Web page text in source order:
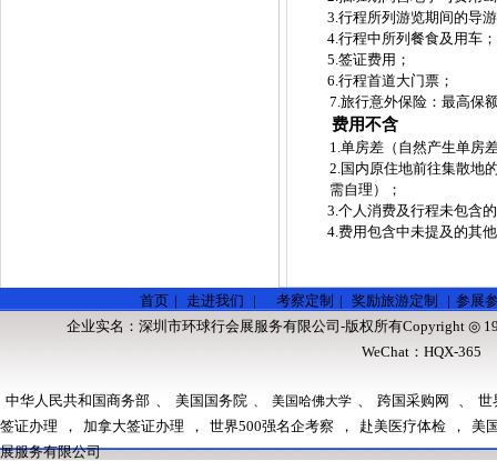
3.行程所列游览期间的导
4.行程中所列餐食及用车；
5.签证费用；
6.行程首道大门票；
7.旅行意外保险：最高保
费用不含
1.单房差（自然产生单房
2.国内原住地前往集散地
需自理）；
3.个人消费及行程未包含
4.费用包含中未提及的其
首页 | 走进我们 | 考察定制 | 奖励旅游定制 | 参展
企业实名：深圳市环球行会展服务有限公司-版权所有Copyright ◎
WeChat：HQX-
中华人民共和国商务部 美国国务院 、 美国哈佛大学 跨国采购网
世
签证办理
， 加拿大签证办理 ， 世界500强名企考察 ， 赴美医疗体检 ，
美
展服务有限公司